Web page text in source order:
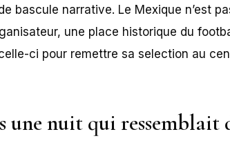
bascule narrative. Le Mexique n’est
une place historique du
ci pour remettre sa selection au
une nuit qui ressemblait